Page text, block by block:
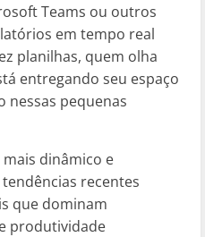
Teams ou outros
em tempo real
planilhas, quem olha
entregando seu espaço
nessas pequenas
dinâmico e
recentes
que dominam
produtividade